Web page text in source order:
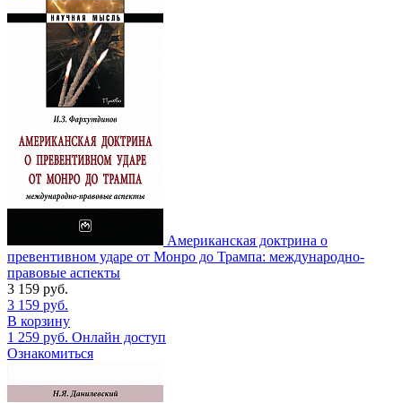
Американская доктрина о
превентивном ударе от Монро до Трампа: международно-
правовые аспекты
3 159 руб.
3 159 руб.
В корзину
1 259 руб. Онлайн доступ
Ознакомиться